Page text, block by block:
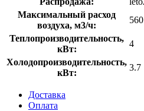
Максимальный расход
воздуха, м3/ч:
560
Теплопроизводительность,
кВт:
4
Холодопроизводительность,
кВт:
3.7
Доставка
Оплата